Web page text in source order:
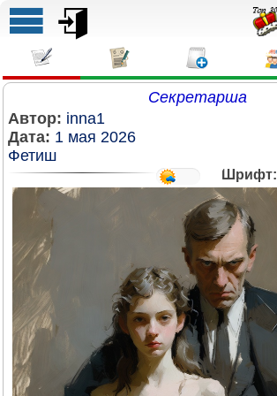
Секретарша
Автор: inna1
Дата: 1 мая 2026
Фетиш
Шрифт: